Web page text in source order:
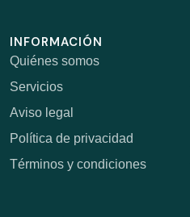
INFORMACIÓN
Quiénes somos
Servicios
Aviso legal
Política de privacidad
Términos y condiciones